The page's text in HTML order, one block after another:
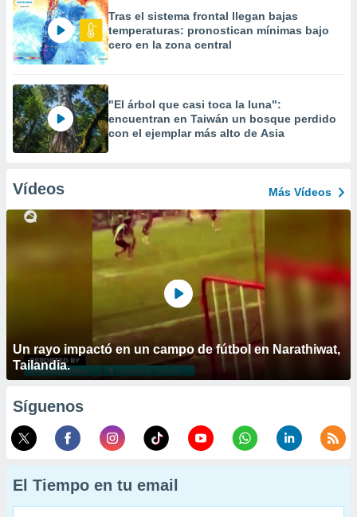
Tras el sistema frontal llegan bajas
temperaturas: pronostican mínimas bajo
cero en la zona central
"El árbol que casi toca la luna":
encuentran en Taiwán un bosque perdido
con el ejemplar más alto de Asia
Vídeos Más Vídeos
Un rayo impactó en un campo de fútbol en Narathiwat,
Tailandia.
Síguenos
El Tiempo en tu email